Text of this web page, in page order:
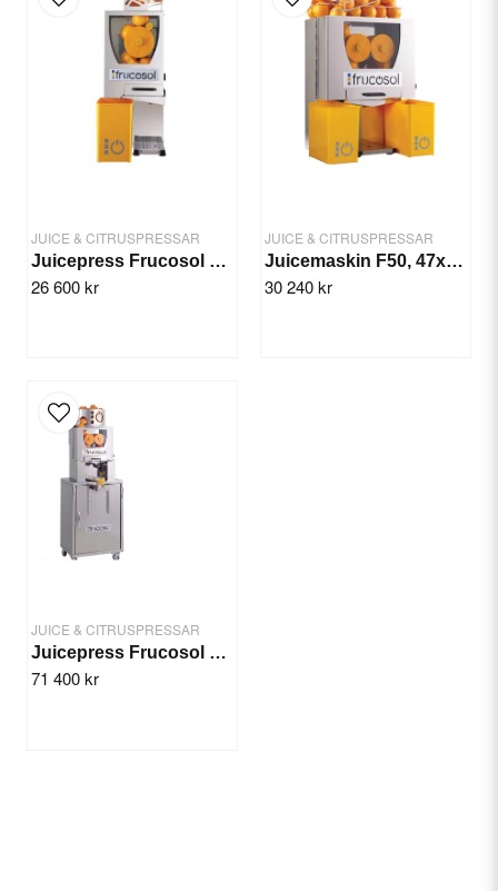
JUICE & CITRUSPRESSAR
Juicepress Frucosol FCOMPACT, 12 frukter/min, Ø73 mm
26 600 kr
JUICE & CITRUSPRESSAR
Juicemaskin F50, 47x37x73,5cm
30 240 kr
JUICE & CITRUSPRESSAR
Juicepress Frucosol SELFSERVICE 25 frukter/14 kg
71 400 kr
Yes, you can publish my question.
Send question